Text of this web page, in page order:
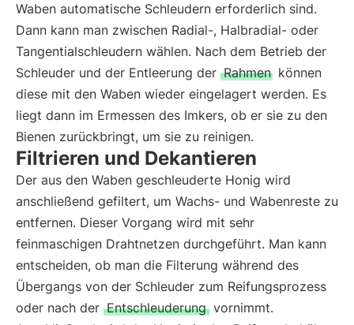
Waben automatische Schleudern erforderlich sind.
Dann kann man zwischen Radial-, Halbradial- oder
Tangentialschleudern wählen. Nach dem Betrieb der
Schleuder und der Entleerung der Rahmen können
diese mit den Waben wieder eingelagert werden. Es
liegt dann im Ermessen des Imkers, ob er sie zu den
Bienen zurückbringt, um sie zu reinigen.
Filtrieren und Dekantieren
Der aus den Waben geschleuderte Honig wird
anschließend gefiltert, um Wachs- und Wabenreste zu
entfernen. Dieser Vorgang wird mit sehr
feinmaschigen Drahtnetzen durchgeführt. Man kann
entscheiden, ob man die Filterung während des
Übergangs von der Schleuder zum Reifungsprozess
oder nach der Entschleuderung vornimmt.